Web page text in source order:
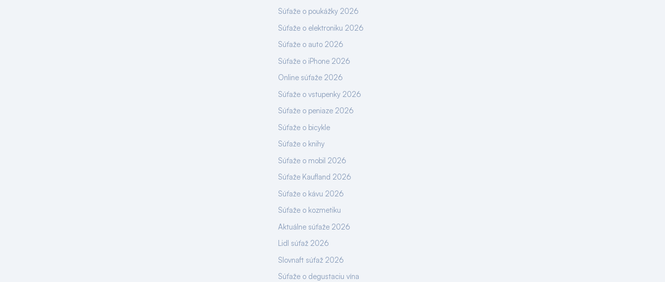
Súťaže o poukážky 2026
Súťaže o elektroniku 2026
Súťaže o auto 2026
Súťaže o iPhone 2026
Online súťaže 2026
Súťaže o vstupenky 2026
Súťaže o peniaze 2026
Súťaže o bicykle
Súťaže o knihy
Súťaže o mobil 2026
Súťaže Kaufland 2026
Súťaže o kávu 2026
Súťaže o kozmetiku
Aktuálne súťaže 2026
Lidl súťaž 2026
Slovnaft súťaž 2026
Súťaže o degustaciu vína